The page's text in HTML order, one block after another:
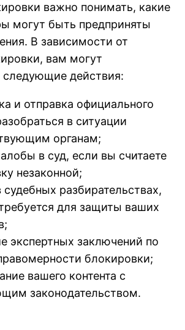
важно понимать, какие
могут быть предприняты
В зависимости от
вам могут
следующие действия:
и отправка официального
в ситуации
органам;
в суд, если вы считаете
незаконной;
судебных разбирательствах,
для защиты ваших
экспертных заключений по
блокировки;
вашего контента с
законодательством.